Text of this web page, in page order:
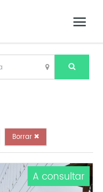
Borrar
A consultar